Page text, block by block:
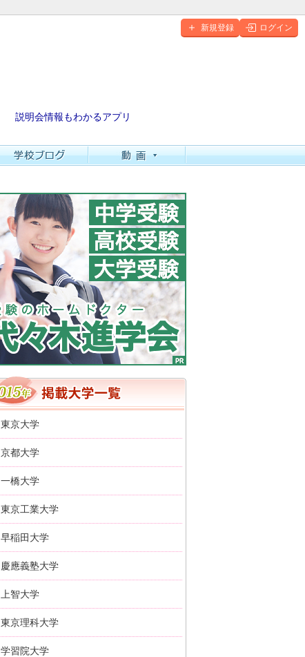
新規登録 ログイン
説明会情報もわかるアプリ
東京大学
京都大学
一橋大学
東京工業大学
早稲田大学
慶應義塾大学
上智大学
東京理科大学
学習院大学